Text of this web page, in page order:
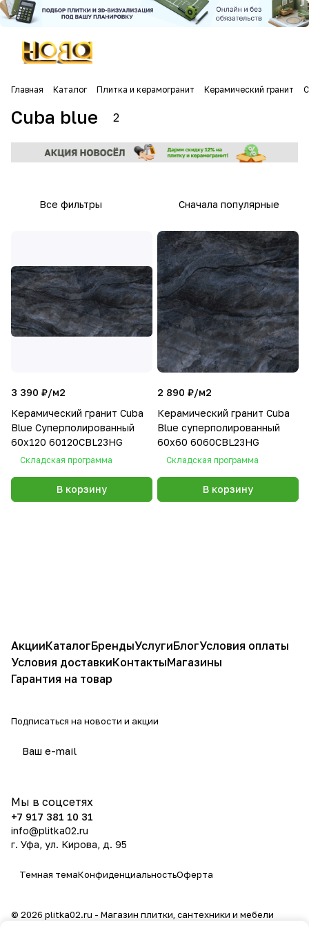
Главная Каталог Плитка и керамогранит Керамический гранит
Cuba blue 2
Все фильтры Сначала популярные
3 390 ₽/м2
Керамический гранит Cuba
Blue Суперполированный
60х120 60120CBL23HG
Складская программа
В корзину
2 890 ₽/м2
Керамический гранит Cuba
Blue суперполированный
60х60 6060CBL23HG
Складская программа
В корзину
АкцииКаталогБрендыУслугиБлогУсловия оплаты
Условия доставкиКонтактыМагазины
Гарантия на товар
Подписаться на новости и акции
Мы в соцсетях
+7 917 381 10 31
info@plitka02.ru
г. Уфа, ул. Кирова, д. 95
Темная темаКонфиденциальностьОферта
© 2026 plitka02.ru - Магазин плитки, сантехники и мебели